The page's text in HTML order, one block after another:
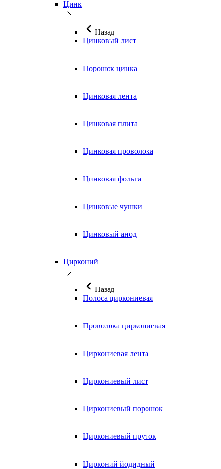
Цинк
Назад
Цинковый лист
Порошок цинка
Цинковая лента
Цинковая плита
Цинковая проволока
Цинковая фольга
Цинковые чушки
Цинковый анод
Цирконий
Назад
Полоса циркониевая
Проволока циркониевая
Циркониевая лента
Циркониевый лист
Циркониевый порошок
Циркониевый пруток
Цирконий йодидный